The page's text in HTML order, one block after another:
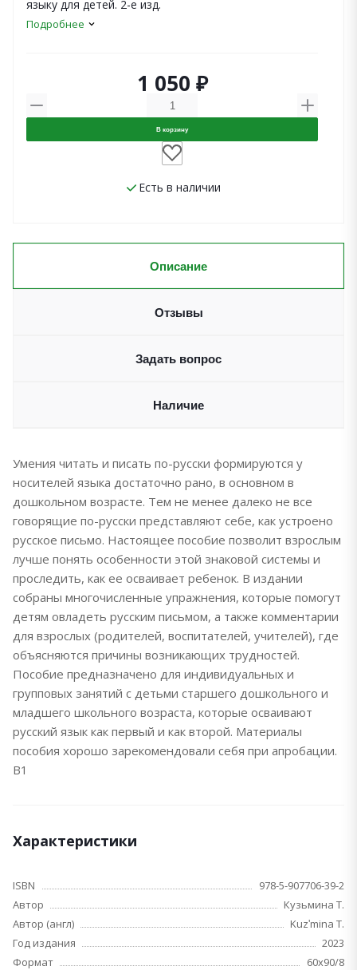
языку для детей. 2-е изд.
Подробнее
1 050 ₽
В корзину
Есть в наличии
Описание
Отзывы
Задать вопрос
Наличие
Умения читать и писать по-русски формируются у
носителей языка достаточно рано, в основном в
дошкольном возрасте. Тем не менее далеко не все
говорящие по-русски представляют себе, как устроено
русское письмо. Настоящее пособие позволит взрослым
лучше понять особенности этой знаковой системы и
проследить, как ее осваивает ребенок. В издании
собраны многочисленные упражнения, которые помогут
детям овладеть русским письмом, а также комментарии
для взрослых (родителей, воспитателей, учителей), где
объясняются причины возникающих трудностей.
Пособие предназначено для индивидуальных и
групповых занятий с детьми старшего дошкольного и
младшего школьного возраста, которые осваивают
русский язык как первый и как второй. Материалы
пособия хорошо зарекомендовали себя при апробации.
В1
Характеристики
ISBN
978-5-907706-39-2
Автор
Кузьмина Т.
Автор (англ)
Kuzʹmina T.
Год издания
2023
Формат
60х90/8